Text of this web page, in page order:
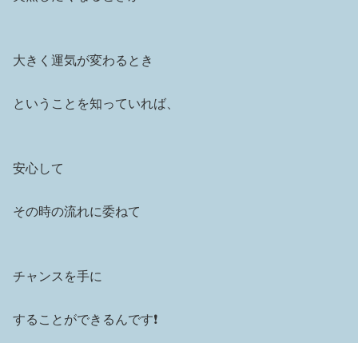
大きく運気が変わるとき
ということを知っていれば、
安心して
その時の流れに委ねて
チャンスを手に
することができるんです❗️